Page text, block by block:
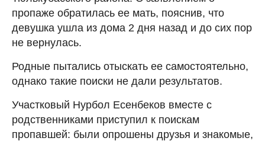
пропаже обратилась ее мать, пояснив, что
девушка ушла из дома 2 дня назад и до сих пор
не вернулась.
Родные пытались отыскать ее самостоятельно,
однако такие поиски не дали результатов.
Участковый Нурбол Есенбеков вместе с
родственниками приступил к поискам
пропавшей: были опрошены друзья и знакомые,